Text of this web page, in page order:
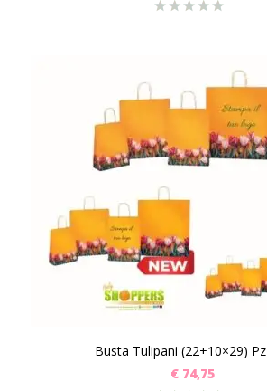
Busta Tulipani (22+10×29)
€ 74,75